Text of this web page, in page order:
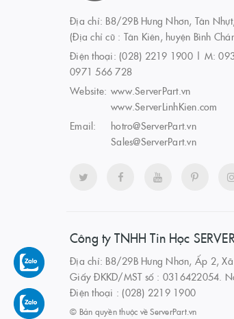
Địa chỉ: B8/29B Hưng Nhơn, Tân
(Địa chỉ cũ : Tân Kiên, huyện Bình
Điện thoại: (028) 2219 1900 | M:
0971 566 728
Website: www.ServerPart.vn
www.ServerLinhKien.com
Email:
hotro@ServerPart.vn
Sales@ServerPart.vn
Công ty TNHH Tin Học
Địa chỉ: B8/29B Hưng Nhơn, Ấp 2, Xã
Giấy ĐKKD/MST số : 0316422054.
Điện thoại : (028) 2219 1900
© Bản quyền thuộc vềServerPart.vn